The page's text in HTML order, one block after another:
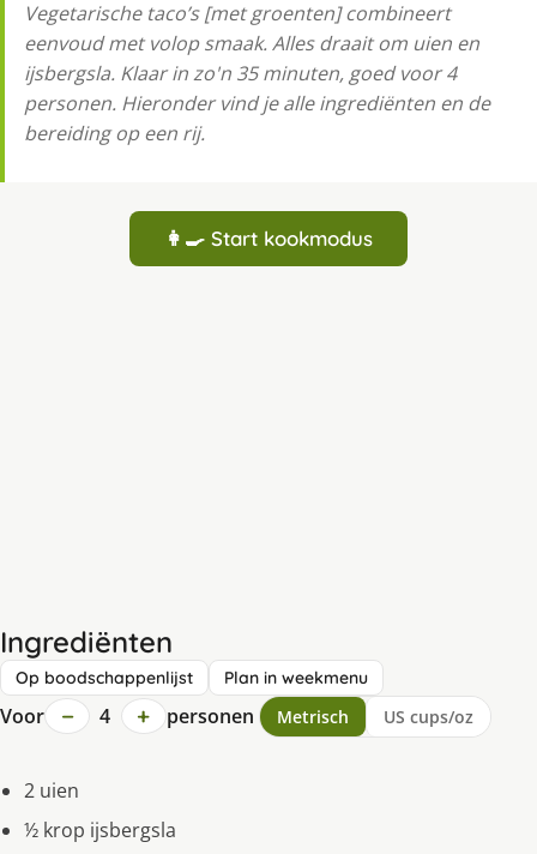
Vegetarische taco’s [met groenten] combineert
eenvoud met volop smaak. Alles draait om uien en
ijsbergsla. Klaar in zo'n 35 minuten, goed voor 4
personen. Hieronder vind je alle ingrediënten en de
bereiding op een rij.
👩‍🍳 Start kookmodus
Ingrediënten
Op boodschappenlijst Plan in weekmenu
Voor − 4 + personen Metrisch US cups/oz
2 uien
½ krop ijsbergsla